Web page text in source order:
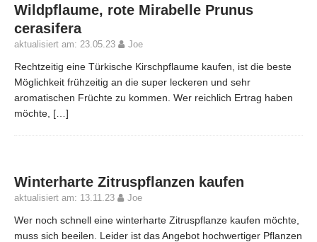
Wildpflaume, rote Mirabelle Prunus
cerasifera
aktualisiert am: 23.05.23 Joe
Rechtzeitig eine Türkische Kirschpflaume kaufen, ist die beste
Möglichkeit frühzeitig an die super leckeren und sehr
aromatischen Früchte zu kommen. Wer reichlich Ertrag haben
möchte, […]
Winterharte Zitruspflanzen kaufen
aktualisiert am: 13.11.23 Joe
Wer noch schnell eine winterharte Zitruspflanze kaufen möchte,
muss sich beeilen. Leider ist das Angebot hochwertiger Pflanzen